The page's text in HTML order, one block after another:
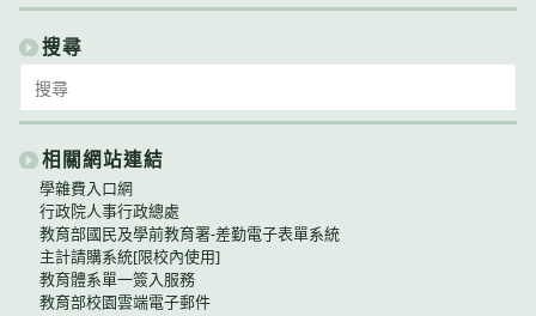
類
別 搜尋
for:
相關網站連結
學雜費入口網
行政院人事行政總處
教育部國民及學前教育署-差勤電子表單系統
主計請購系統[限校內使用]
教育體系單一簽入服務
教育部校園雲端電子郵件